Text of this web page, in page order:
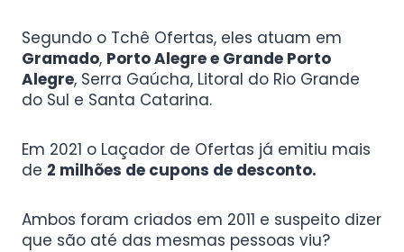
Segundo o Tchê Ofertas, eles atuam em
Gramado, Porto Alegre e Grande Porto
Alegre, Serra Gaúcha, Litoral do Rio Grande
do Sul e Santa Catarina.
Em 2021 o Laçador de Ofertas já emitiu mais
de 2 milhões de cupons de desconto.
Ambos foram criados em 2011 e suspeito dizer
que são até das mesmas pessoas viu?